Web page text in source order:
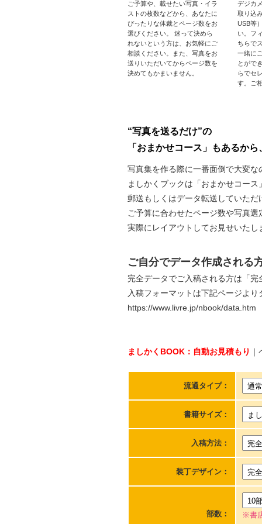
ご予算や、載せたい写真・イラ
ストの枚数などから、あなたに
ぴったりな体裁とページ数をお
選びください。 迷って決めら
れないという方は、お気軽にご
相談ください。また、写真をお
送りいただいてからページ数を
決めてもかまいません。
デジカ
取り込
USB等
い。フ
ちらで
一緒に
とがで
らでセ
す。ご
“写真を送るだけ”の
「おまかせコース」もあるか
写真集を作る際に一番面倒で大変
ましかくブックは「おまかせコー
郵送もしくはデータ転送していた
ご予算に合わせたページ数や写真
実際にレイアウトしてお見せいたし
ご自分でデータ作成される
完全データでご入稿される方は「
入稿フォーマットは下記ページよ
https://www.livre.jp/nbook/data.htm
ましかくBOOK：自動お見積もり
流通タイプ：
書籍サイズ：
入稿方法：
装丁デザイン：
部数：
※書